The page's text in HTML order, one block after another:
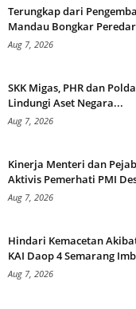
Terungkap dari
Mandau Bongkar
Aug 7, 2026
SKK Migas, PHR dan
Lindungi Aset Negara...
Aug 7, 2026
Kinerja Menteri dan
Aktivis Pemerhati PMI
Aug 7, 2026
Hindari Kemacetan
KAI Daop 4 Semarang
Aug 7, 2026